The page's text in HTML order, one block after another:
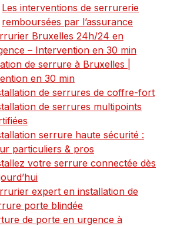
Les interventions de serrurerie
remboursées par l’assurance
Bruxelles 24h/24 en
– Intervention en 30 min
de serrure à Bruxelles |
en 30 min
de serrures de coffre-fort
de serrures multipoints
serrure haute sécurité :
particuliers & pros
votre serrure connectée dès
expert en installation de
porte blindée
de porte en urgence à